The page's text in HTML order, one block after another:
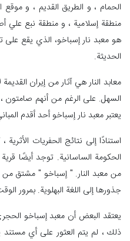
الحمام ، و الطريق القديم ، و
منطقة إسلامية ، و منطقة نبع علي
هو معبد نار إسباخو، الذي يقع
الحديثة.
معابد النار هي آثار من إيران
السهل. على الرغم من أنهم صامتون
يعتبر معبد نار إسباخو أحد أقدم
استنادًا إلى نتائج الحفريات
الحكومة الساسانية. توجد أيضًا
من معبد النار. " إسباخو " مشتق
جذورها إلى اللغة البهلوية. بمرور
يعتقد البعض أن معبد إسباخو
ذلك ، لم يتم العثور على أي مستند